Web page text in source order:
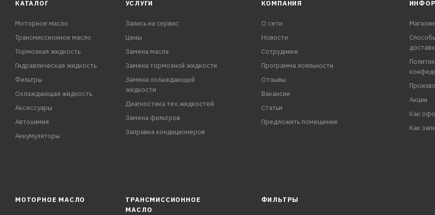
КАТАЛОГ
Моторное масло
Трансмиссионное масло
Тормозная жидкость
Гидравлическая жидкость
Фильтры
Охлаждающая жидкость
Аксессуары
Автохимия
Аккумуляторы
УСЛУГИ
Запись на сервис
Цены
Замена масла
Замена тормозной жидкости
Замена охлаждающей
жидкости
Диагностика тех.жидкостей
Замена фильтров
Заправка кондиционеров
КОМПАНИЯ
О сети
Новости
Сотрудники
Программа лояльности
Отзывы
Вакансии
Статьи
Предложить помещение
Акции
Как
Как
МОТОРНОЕ МАСЛО
ТРАНСМИССИОННОЕ
МАСЛО
ФИЛЬТРЫ